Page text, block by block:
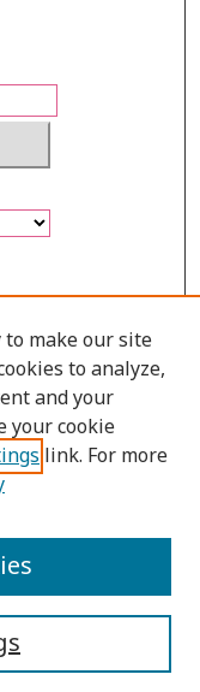
to make our site
to analyze,
and your
your cookie
link. For more